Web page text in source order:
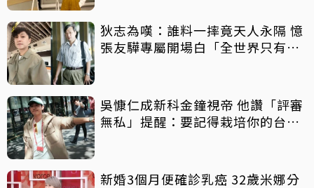
狄志為嘆：誰料一摔竟天人永隔 憶
張友驊專屬開場白「全世界只有三
吳慷仁成新科金鐘視帝 他讚「評審
無私」提醒：要記得栽培你的台灣
新婚3個月便確診乳癌 32歲米娜分